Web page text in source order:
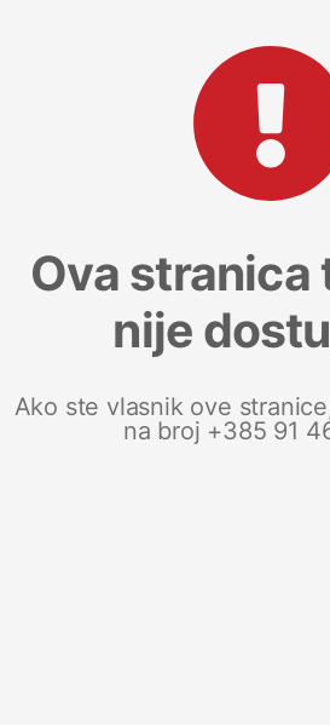
Ova stranica
nije
Ako ste vlasnik ove
na broj +385 91